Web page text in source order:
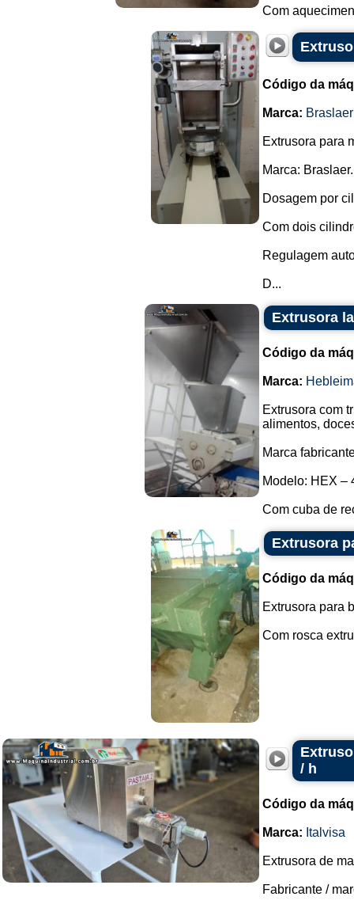
Com
Código da
Marca: Braslaer
Extrusora para
Marca: Braslaer.
Dosagem por
Com dois
Regulagem
D...
Extrusora
Código da
Marca:
Extrusora com
alimentos,
Marca
Modelo: HEX –
Com cuba de
Extrusora
Código da
Extrusora para
Com rosca
/ h
Código da
Marca: Italvisa
Extrusora de
Fabricante /